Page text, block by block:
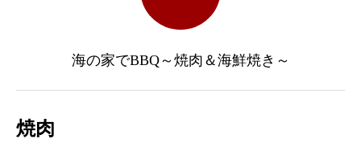
海の家でBBQ～焼肉＆海鮮焼き～
焼肉